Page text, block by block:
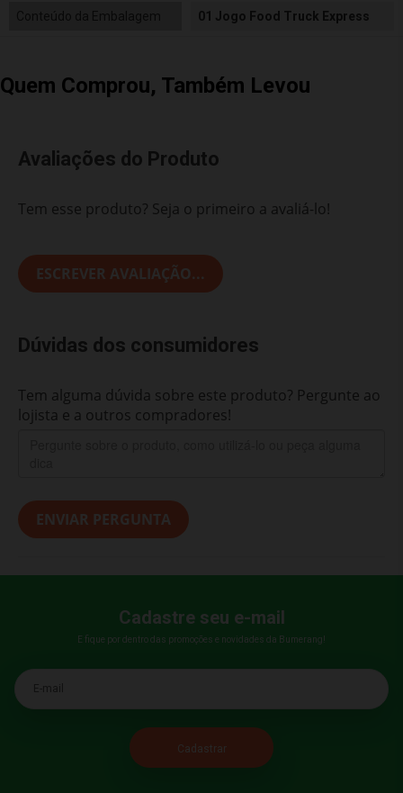
01 Jogo Food Truck Express
Quem Comprou, Também Levou
Avaliações do Produto
Tem esse produto? Seja o primeiro a avaliá-lo!
ESCREVER AVALIAÇÃO...
Dúvidas dos consumidores
Tem alguma dúvida sobre este produto? Pergunte ao
lojista e a outros compradores!
ENVIAR PERGUNTA
Cadastre seu e-mail
E fique por dentro das promoções e novidades da Bumerang!
E-mail